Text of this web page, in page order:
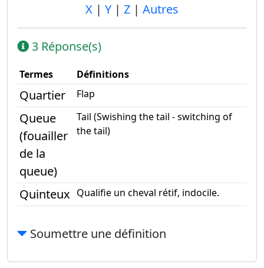
X | Y | Z | Autres
3 Réponse(s)
Termes Définitions
Quartier Flap
Queue
(fouailler
de la
queue)
Tail (Swishing the tail - switching of
the tail)
Quinteux Qualifie un cheval rétif, indocile.
Soumettre une définition